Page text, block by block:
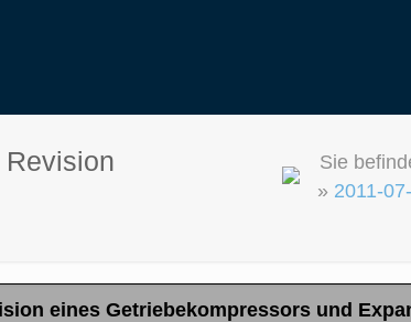
Revision Sie
» 2011-
eines Getriebekompressors und